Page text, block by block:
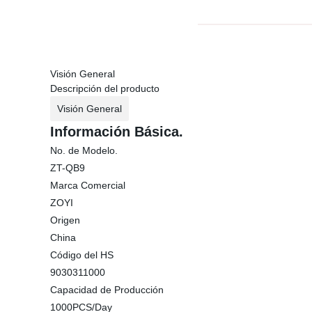
Visión General
Descripción del producto
Visión General
Información Básica.
No. de Modelo.
ZT-QB9
Marca Comercial
ZOYI
Origen
China
Código del HS
9030311000
Capacidad de Producción
1000PCS/Day